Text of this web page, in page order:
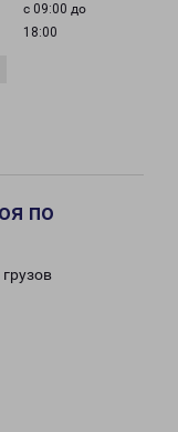
с 09:00 до
18:00
по